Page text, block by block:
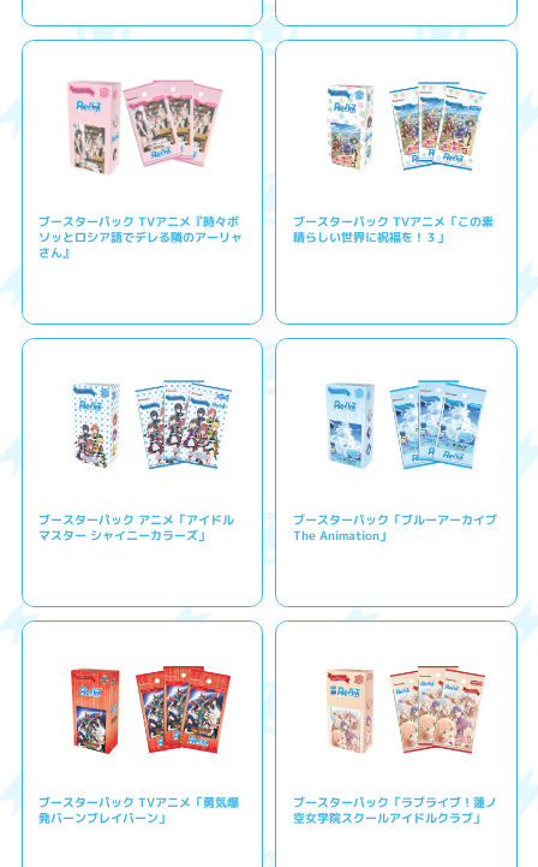
ブースターパック TVアニメ『時々ボ
ソッとロシア語でデレる隣のアーリャ
さん』
ブースターパック TVアニメ「この素
晴らしい世界に祝福を！３」
ブースターパック アニメ「アイドル
マスター シャイニーカラーズ」
ブースターパック「ブルーアーカイブ
The Animation」
ブースターパック TVアニメ「勇気爆
発バーンブレイバーン」
ブースターパック「ラブライブ！蓮ノ
空女学院スクールアイドルクラブ」